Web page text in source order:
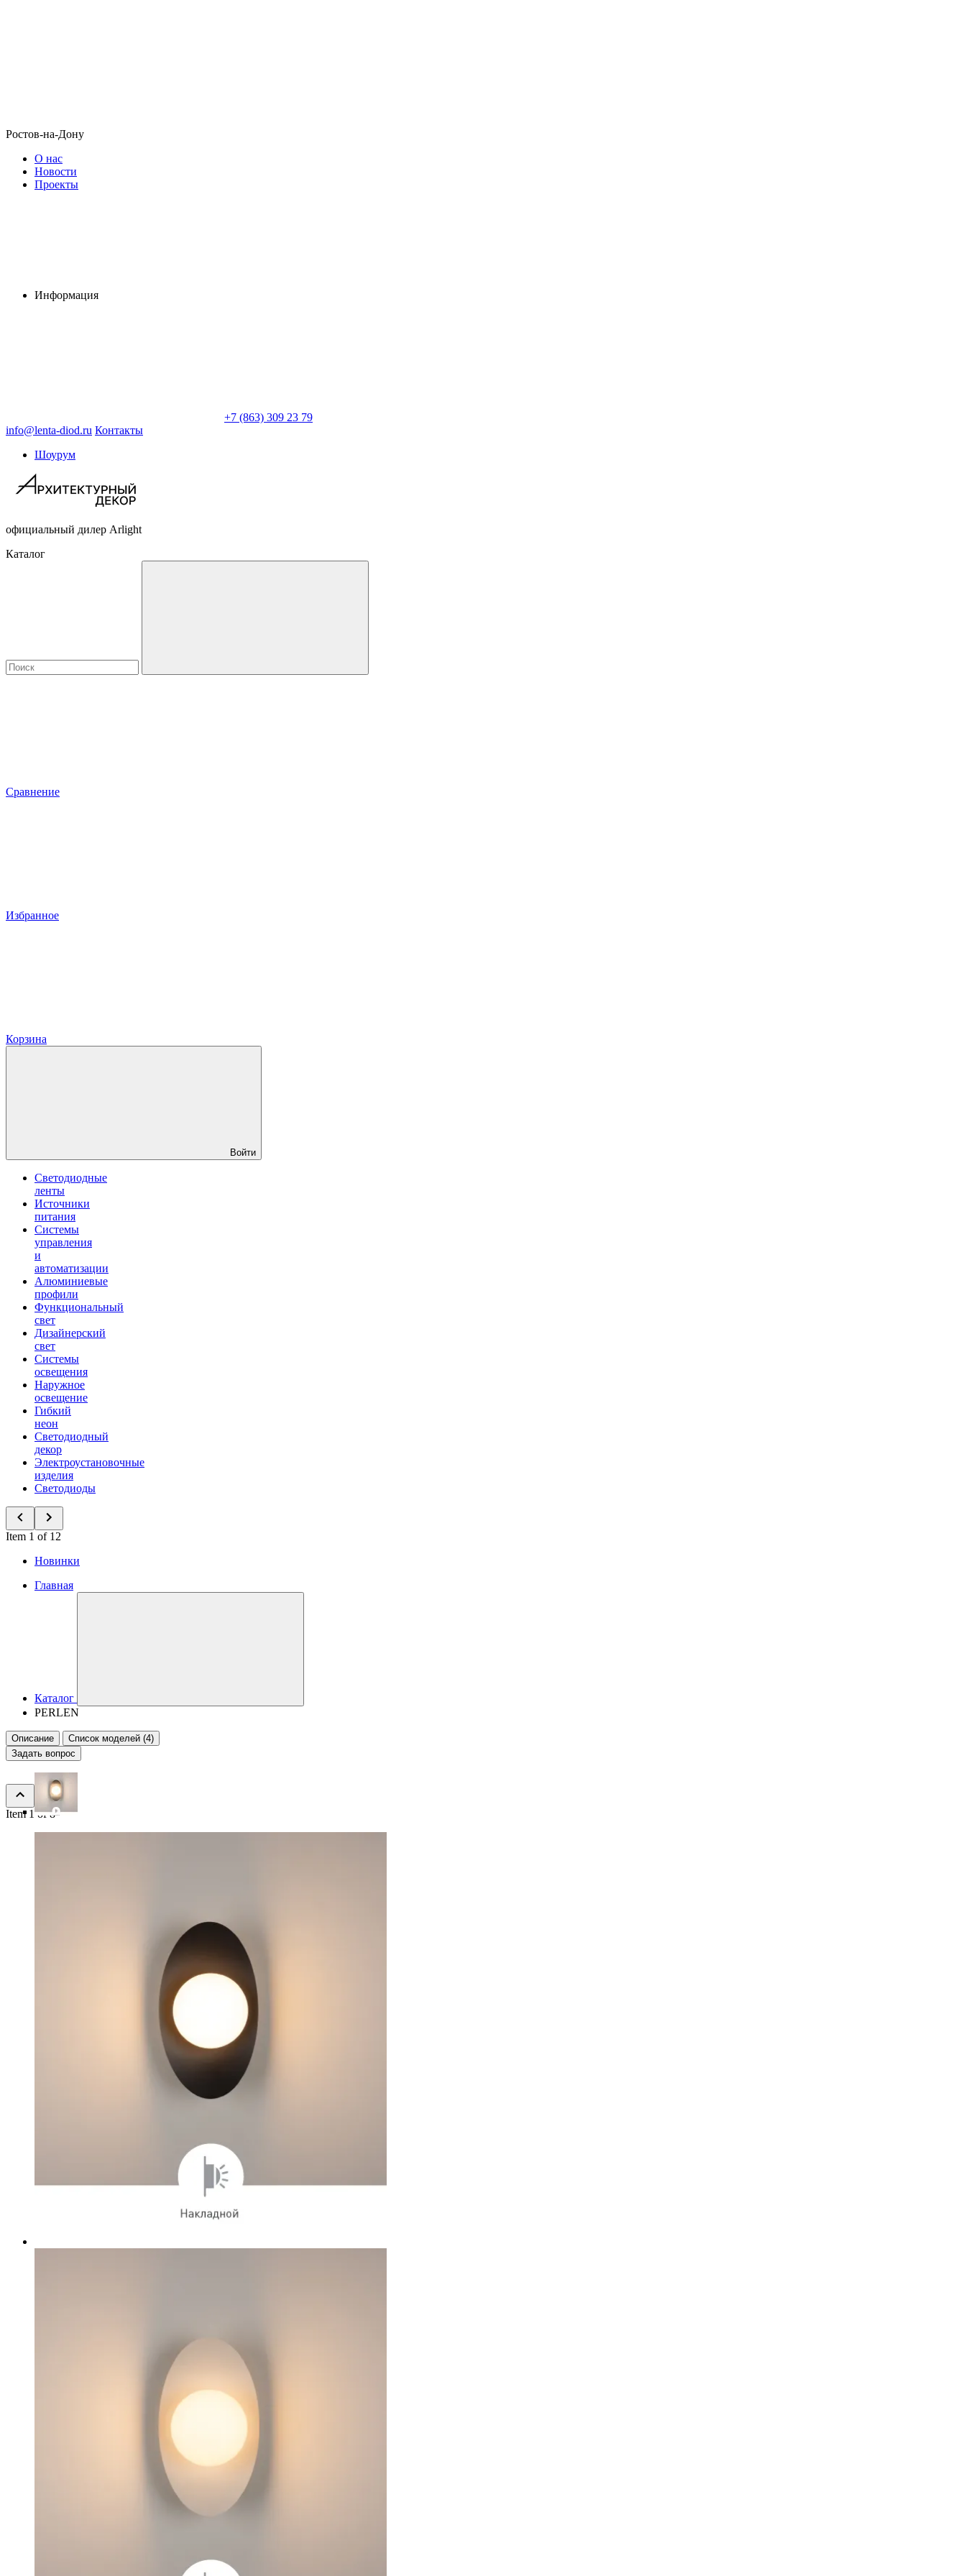
Ростов-на-Дону
О нас
Новости
Проекты
Информация
+7 (863) 309 23 79
info@lenta-diod.ru Контакты
Шоурум
официальный дилер Arlight
Каталог
Сравнение
Избранное
Корзина
Войти
Светодиодные
ленты
Источники
питания
Системы
управления
и
автоматизации
Алюминиевые
профили
Функциональный
свет
Дизайнерский
свет
Системы
освещения
Наружное
освещение
Гибкий
неон
Светодиодный
декор
Электроустановочные
изделия
Светодиоды
Item 1 of 12
Новинки
Главная
Каталог
PERLEN
Описание
Список моделей (4)
Задать вопрос
Item 1 of 8